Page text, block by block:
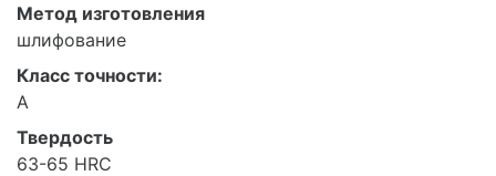
Метод изготовления
шлифование
Класс точности:
А
Твердость
63-65 HRC